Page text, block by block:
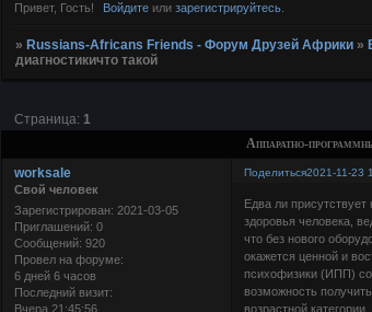
Привет, Гость! Войдите или зарегистрируйтесь
» Russians-Africans Friends - Форум Друзей Африки »
диагностикичто такой
Аппаратно-
Страница: 1
Поделиться2021-11-23
worksale
Свой человек
Зарегистрирован: 2021-03-05
Приглашений: 0
Сообщений: 920
Провел на форуме:
6 дней 6 часов
Последний визит:
Вчера 21:45:56
Едва ли
здоровья человека,
что без нового
окажется ценной и
психофизики (ИПП)
возможность
возрастной